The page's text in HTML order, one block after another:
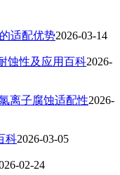
适配优势2026-03-14
蚀性及应用百科2026-
离子腐蚀适配性2026-
科2026-03-05
02-24